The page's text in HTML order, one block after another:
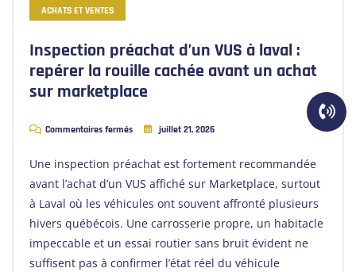
ACHATS ET VENTES
Inspection préachat d’un VUS à laval :
repérer la rouille cachée avant un achat
sur marketplace
Commentaires fermés juillet 21, 2026
Une inspection préachat est fortement recommandée
avant l’achat d’un VUS affiché sur Marketplace, surtout
à Laval où les véhicules ont souvent affronté plusieurs
hivers québécois. Une carrosserie propre, un habitacle
impeccable et un essai routier sans bruit évident ne
suffisent pas à confirmer l’état réel du véhicule